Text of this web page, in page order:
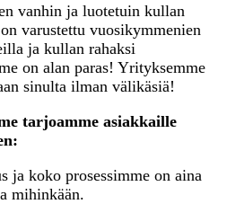
vanhin ja luotetuin kullan
varustettu vuosikymmenien
ja kullan rahaksi
on alan paras! Yrityksemme
sinulta ilman välikäsiä!
tarjoamme asiakkaille
ja koko prosessimme on aina
mihinkään.